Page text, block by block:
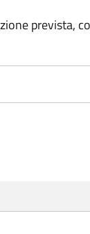
prevista,